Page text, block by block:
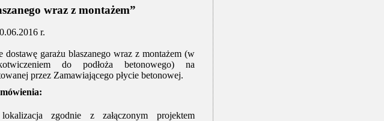
wraz z montażem”
r.
dostawę garażu blaszanego wraz z montażem (w
do podłoża betonowego) na
przez Zamawiającego płycie betonowej.
zgodnie z załączonym projektem